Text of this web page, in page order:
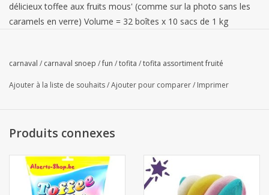
délicieux toffee aux fruits mous' (comme sur la photo sans les
caramels en verre) Volume = 32 boîtes x 10 sacs de 1 kg
*Collection : Prix HT 6%*PROMOTION COLLECTION
€ 1.007,99 ou 3,15 € le kilo
- Livraison BENELUX, GRATUITE à partir de 250€ hors TVA
AFHALEN " dans votre panier.
Promotion temporaire sur ce
produit !
- Votre commande en ligne n'est réservée qu'APRÈS
carnaval / carnaval snoep /fun /tofita /tofita assortiment fruité
Ajouter à la liste de souhaits/Ajouter pour comparer/ Imprimer
Produits connexes